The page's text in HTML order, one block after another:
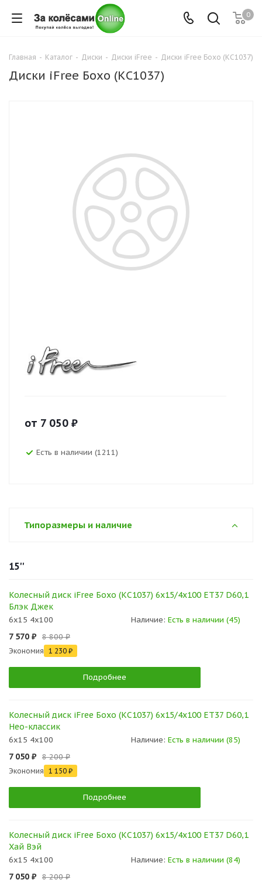
0
Главная - Каталог - Диски - Диски iFree - Диски iFree Бохо (КС1037)
Диски iFree Бохо (КС1037)
от 7 050 ₽
Есть в наличии (1211)
Типоразмеры и наличие
15''
Колесный диск iFree Бохо (КС1037) 6x15/4x100 ET37 D60,1
Блэк Джек
6x15 4x100 Наличие: Есть в наличии (45)
7 570 ₽ 8 800 ₽
Экономия 1 230 ₽
Подробнее
Колесный диск iFree Бохо (КС1037) 6x15/4x100 ET37 D60,1
Нео-классик
6x15 4x100 Наличие: Есть в наличии (85)
7 050 ₽ 8 200 ₽
Экономия 1 150 ₽
Подробнее
Колесный диск iFree Бохо (КС1037) 6x15/4x100 ET37 D60,1
Хай Вэй
6x15 4x100 Наличие: Есть в наличии (84)
7 050 ₽ 8 200 ₽